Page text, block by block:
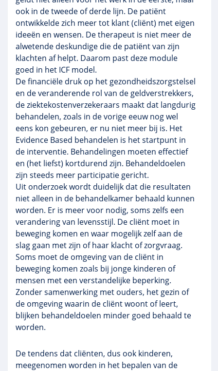
ook in de tweede of derde lijn. De patiënt
ontwikkelde zich meer tot klant (cliënt) met eigen
ideeën en wensen. De therapeut is niet meer de
alwetende deskundige die de patiënt van zijn
klachten af helpt. Daarom past deze module
goed in het ICF model.
De financiële druk op het gezondheidszorgstelsel
en de veranderende rol van de geldverstrekkers,
de ziektekostenverzekeraars maakt dat langdurig
behandelen, zoals in de vorige eeuw nog wel
eens kon gebeuren, er nu niet meer bij is. Het
Evidence Based behandelen is het startpunt in
de interventie. Behandelingen moeten effectief
en (het liefst) kortdurend zijn. Behandeldoelen
zijn steeds meer participatie gericht.
Uit onderzoek wordt duidelijk dat die resultaten
niet alleen in de behandelkamer behaald kunnen
worden. Er is meer voor nodig, soms zelfs een
verandering van levensstijl. De cliënt moet in
beweging komen en waar mogelijk zelf aan de
slag gaan met zijn of haar klacht of zorgvraag.
Soms moet de omgeving van de cliënt in
beweging komen zoals bij jonge kinderen of
mensen met een verstandelijke beperking.
Zonder samenwerking met ouders, het gezin of
de omgeving waarin de cliënt woont of leert,
blijken behandeldoelen minder goed behaald te
worden.
De tendens dat cliënten, dus ook kinderen,
meegenomen worden in het bepalen van de